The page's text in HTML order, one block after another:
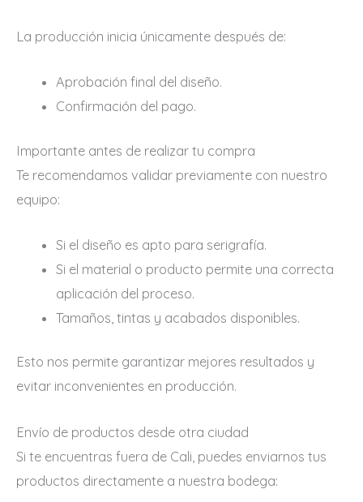
La producción inicia únicamente después de:
Aprobación final del diseño.
Confirmación del pago.
Importante antes de realizar tu compra
Te recomendamos validar previamente con nuestro
equipo:
Si el diseño es apto para serigrafía.
Si el material o producto permite una correcta
aplicación del proceso.
Tamaños, tintas y acabados disponibles.
Esto nos permite garantizar mejores resultados y
evitar inconvenientes en producción.
Envío de productos desde otra ciudad
Si te encuentras fuera de Cali, puedes enviarnos tus
productos directamente a nuestra bodega: